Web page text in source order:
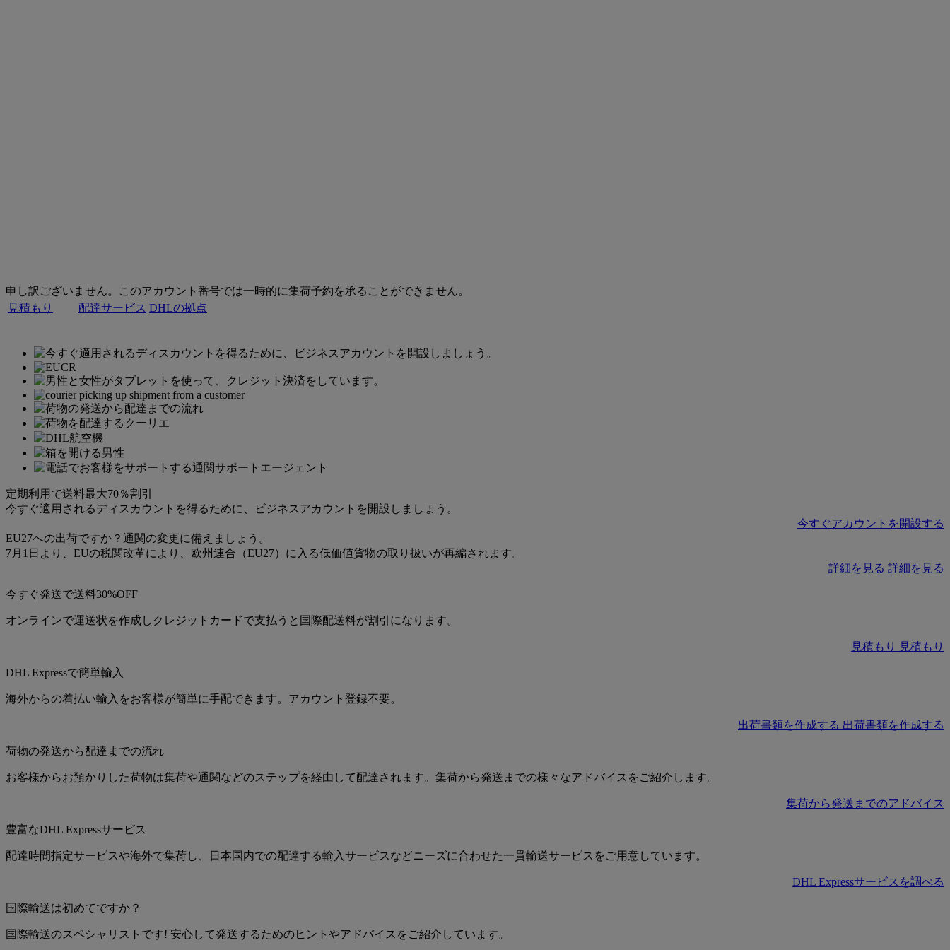
申し訳ございません。このアカウント番号では一時的に集荷予約を承ることができません。
見積もり
配達サービス DHLの拠点
定期利用で送料最大70％割引
今すぐ適用されるディスカウントを得るために、ビジネスアカウントを開設しましょう。
今すぐアカウントを開設する
EU27への出荷ですか？通関の変更に備えましょう。
7月1日より、EUの税関改革により、欧州連合（EU27）に入る低価値貨物の取り扱いが再編されます。
詳細を見る 詳細を見る
今すぐ発送で送料30%OFF
オンラインで運送状を作成しクレジットカードで支払うと国際配送料が割引になります。
見積もり 見積もり
DHL Expressで簡単輸入
海外からの着払い輸入をお客様が簡単に手配できます。アカウント登録不要。
出荷書類を作成する 出荷書類を作成する
荷物の発送から配達までの流れ
お客様からお預かりした荷物は集荷や通関などのステップを経由して配達されます。集荷から発送までの様々なアドバイスをご紹介します。
集荷から発送までのアドバイス
豊富なDHL Expressサービス
配達時間指定サービスや海外で集荷し、日本国内での配達する輸入サービスなどニーズに合わせた一貫輸送サービスをご用意しています。
DHL Expressサービスを調べる
国際輸送は初めてですか？
国際輸送のスペシャリストです! 安心して発送するためのヒントやアドバイスをご紹介しています。